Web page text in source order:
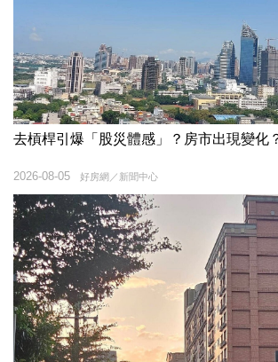
去槓桿引爆「股災體感」？房市出現變化
好房網／新聞中心
2026-08-05